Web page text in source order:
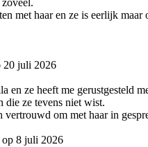
met haar en ze is eerlijk
20 juli 2026
en ze heeft me gerustgesteld
die ze tevens niet wist.
vertrouwd om met haar in
op 8 juli 2026